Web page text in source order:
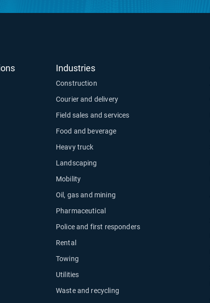
Industries
Construction
Courier and delivery
Field sales and services
Food and beverage
Heavy truck
Landscaping
Mobility
Oil, gas and mining
Pharmaceutical
Police and first responders
Rental
Towing
Utilities
Waste and recycling